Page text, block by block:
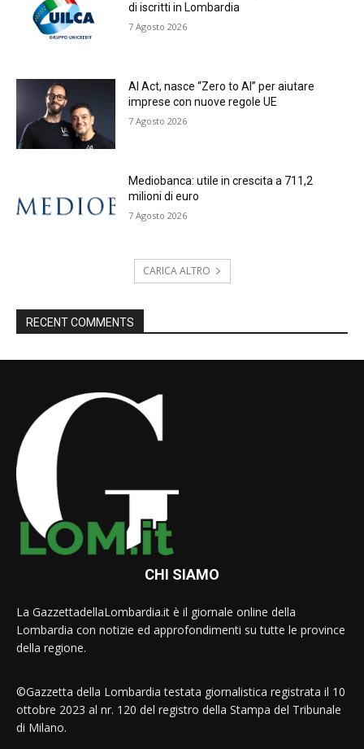
di iscritti in Lombardia
7 Agosto 2026
AI Act, nasce “Zero to AI” per aiutare
imprese con nuove regole UE
7 Agosto 2026
Mediobanca: utile in crescita a 711,2
milioni di euro
7 Agosto 2026
CARICA ALTRO
RECENT COMMENTS
CHI SIAMO
La GazzettadellaLombardia.it è il giornale online della
Lombardia con notizie ed approfondimenti su tutte le province
della regione.
©Gazzetta della Lombardia testata giornalistica registrata il 10
ottobre 2023 al nr. 120 del registro della Stampa del Tribunale
di Milano.